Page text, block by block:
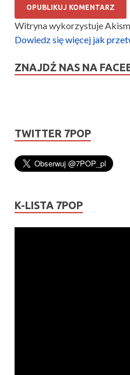
Witryna wykorzystuje
Dowiedz się więcej jak
ZNAJDŹ NAS NA
TWITTER 7POP
K-LISTA 7POP